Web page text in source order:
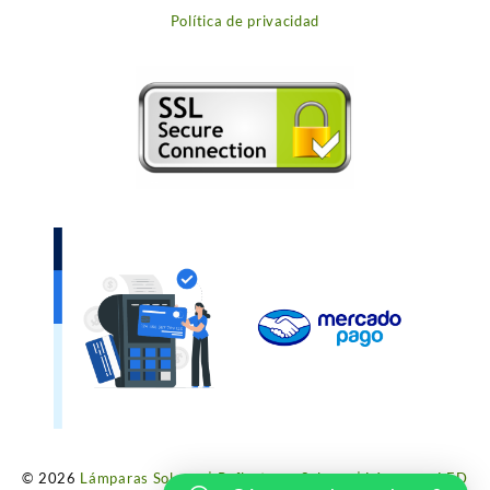
Política de privacidad
© 2026 Lámparas Solares | Reflectores Solares | Lámparas LED